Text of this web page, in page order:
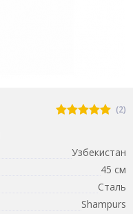
(2)
Узбекистан
45 см
Сталь
Shampurs